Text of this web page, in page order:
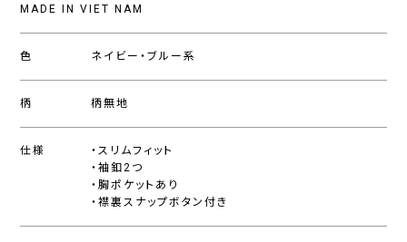
MADE IN VIET NAM
色 ネイビー・ブルー系
柄 柄無地
仕様
・スリムフィット
・袖釦2つ
・胸ポケットあり
・襟裏スナップボタン付き